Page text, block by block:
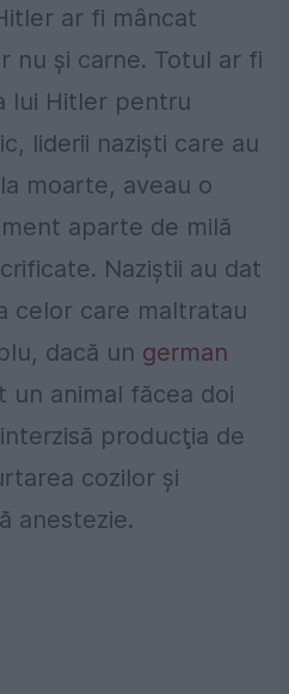
ar fi mâncat
nu şi carne. Totul ar fi
lui Hitler pentru
liderii nazişti care au
moarte, aveau o
aparte de milă
Naziştii au dat
celor care maltratau
dacă un german
un animal făcea doi
producţia de
cozilor şi
anestezie.